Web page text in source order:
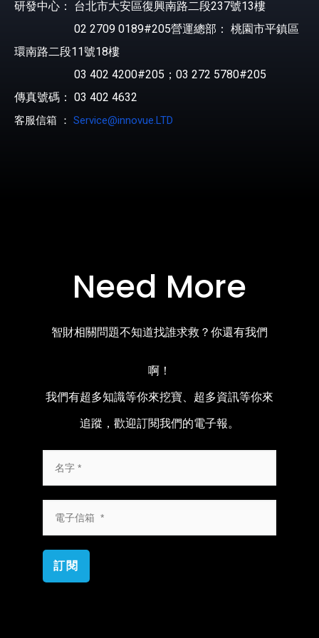
研發中心： 台北市大安區復興南路二段237號13樓
02 2709 0189#205營運總部： 桃園市平鎮區
環南路二段11號18樓
03 402 4200#205；03 272 5780#205
傳真號碼： 03 402 4632
客服信箱 ： Service@innovue.LTD
Need More
智財相關問題不知道找誰求救？你還有我們
啊！
我們有超多知識等你來挖寶、超多資訊等你來
追蹤，歡迎訂閱我們的電子報。
訂閱